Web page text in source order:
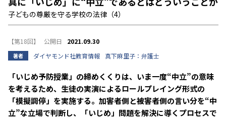
子どもの尊厳を守る学校の法律（4）
【第18回】 2021.09.30
著者 ダイヤモンド社教育情報 真下麻里子：弁護士
「いじめ予防授業」の締めくくりは、いま一度“中立”の意味
を考えるため、生徒の実演によるロールプレイング形式の
「模擬調停」を実施する。加害者側と被害者側の言い分を“中
立”な立場で判断し、「いじめ」問題を解決に導くプロセスで